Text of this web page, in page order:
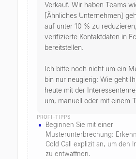
Verkauf. Wir haben Teams
[Ähnliches Unternehmen]
auf unter 10 % zu
verifizierte Kontaktdaten in
bereitstellen.
Ich bitte noch nicht um ein
bin nur neugierig: Wie geht
heute mit der
um, manuell oder mit einem
PROFI-TIPPS
Beginnen Sie mit einer
Musterunterbrechung:
Cold Call explizit an, um den
zu entwaffnen.